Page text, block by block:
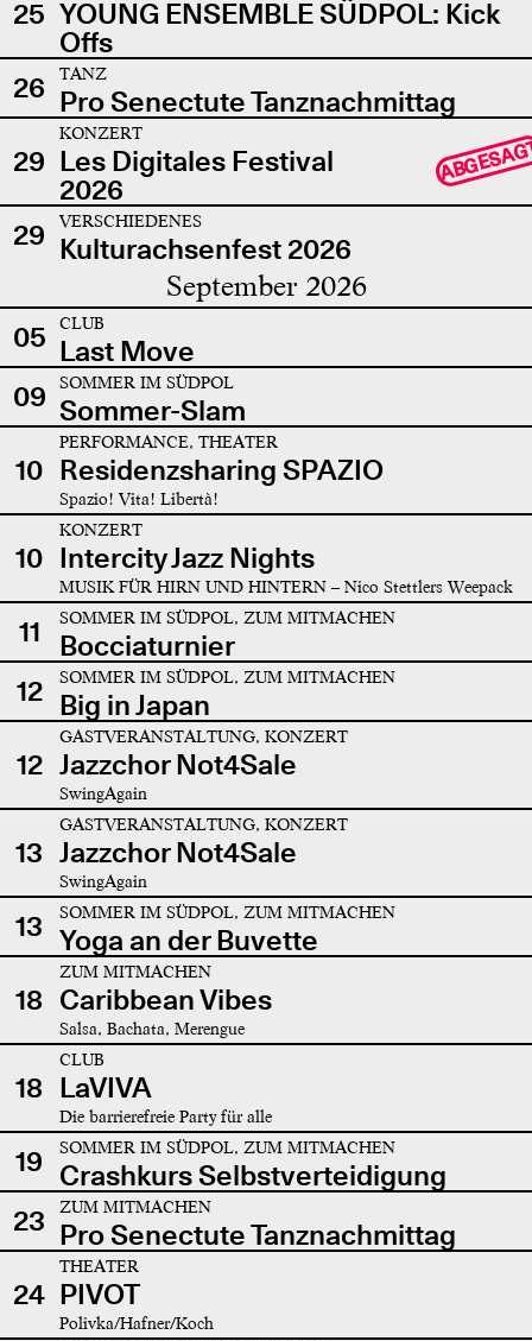
25 YOUNG ENSEMBLE SÜDPOL: Kick
Offs
26
TANZ
Pro Senectute Tanznachmittag
29
KONZERT
Les Digitales Festival
2026
29 VERSCHIEDENES
Kulturachsenfest 2026
September 2026
05 CLUB
Last Move
09
SOMMER IM SÜDPOL
Sommer-Slam
10
PERFORMANCE, THEATER
Residenzsharing SPAZIO
Spazio! Vita! Libertà!
10
KONZERT
Intercity Jazz Nights
MUSIK FÜR HIRN UND HINTERN – Nico Stettlers Weepack
11 SOMMER IM SÜDPOL, ZUM MITMACHEN
Bocciaturnier
12
SOMMER IM SÜDPOL, ZUM MITMACHEN
Big in Japan
12
GASTVERANSTALTUNG, KONZERT
Jazzchor Not4Sale
SwingAgain
13
GASTVERANSTALTUNG, KONZERT
Jazzchor Not4Sale
SwingAgain
13 SOMMER IM SÜDPOL, ZUM MITMACHEN
Yoga an der Buvette
18
ZUM MITMACHEN
Caribbean Vibes
Salsa, Bachata, Merengue
18
CLUB
LaVIVA
Die barrierefreie Party für alle
19 SOMMER IM SÜDPOL, ZUM MITMACHEN
Crashkurs Selbstverteidigung
23
ZUM MITMACHEN
Pro Senectute Tanznachmittag
24
THEATER
PIVOT
Polivka/Hafner/Koch